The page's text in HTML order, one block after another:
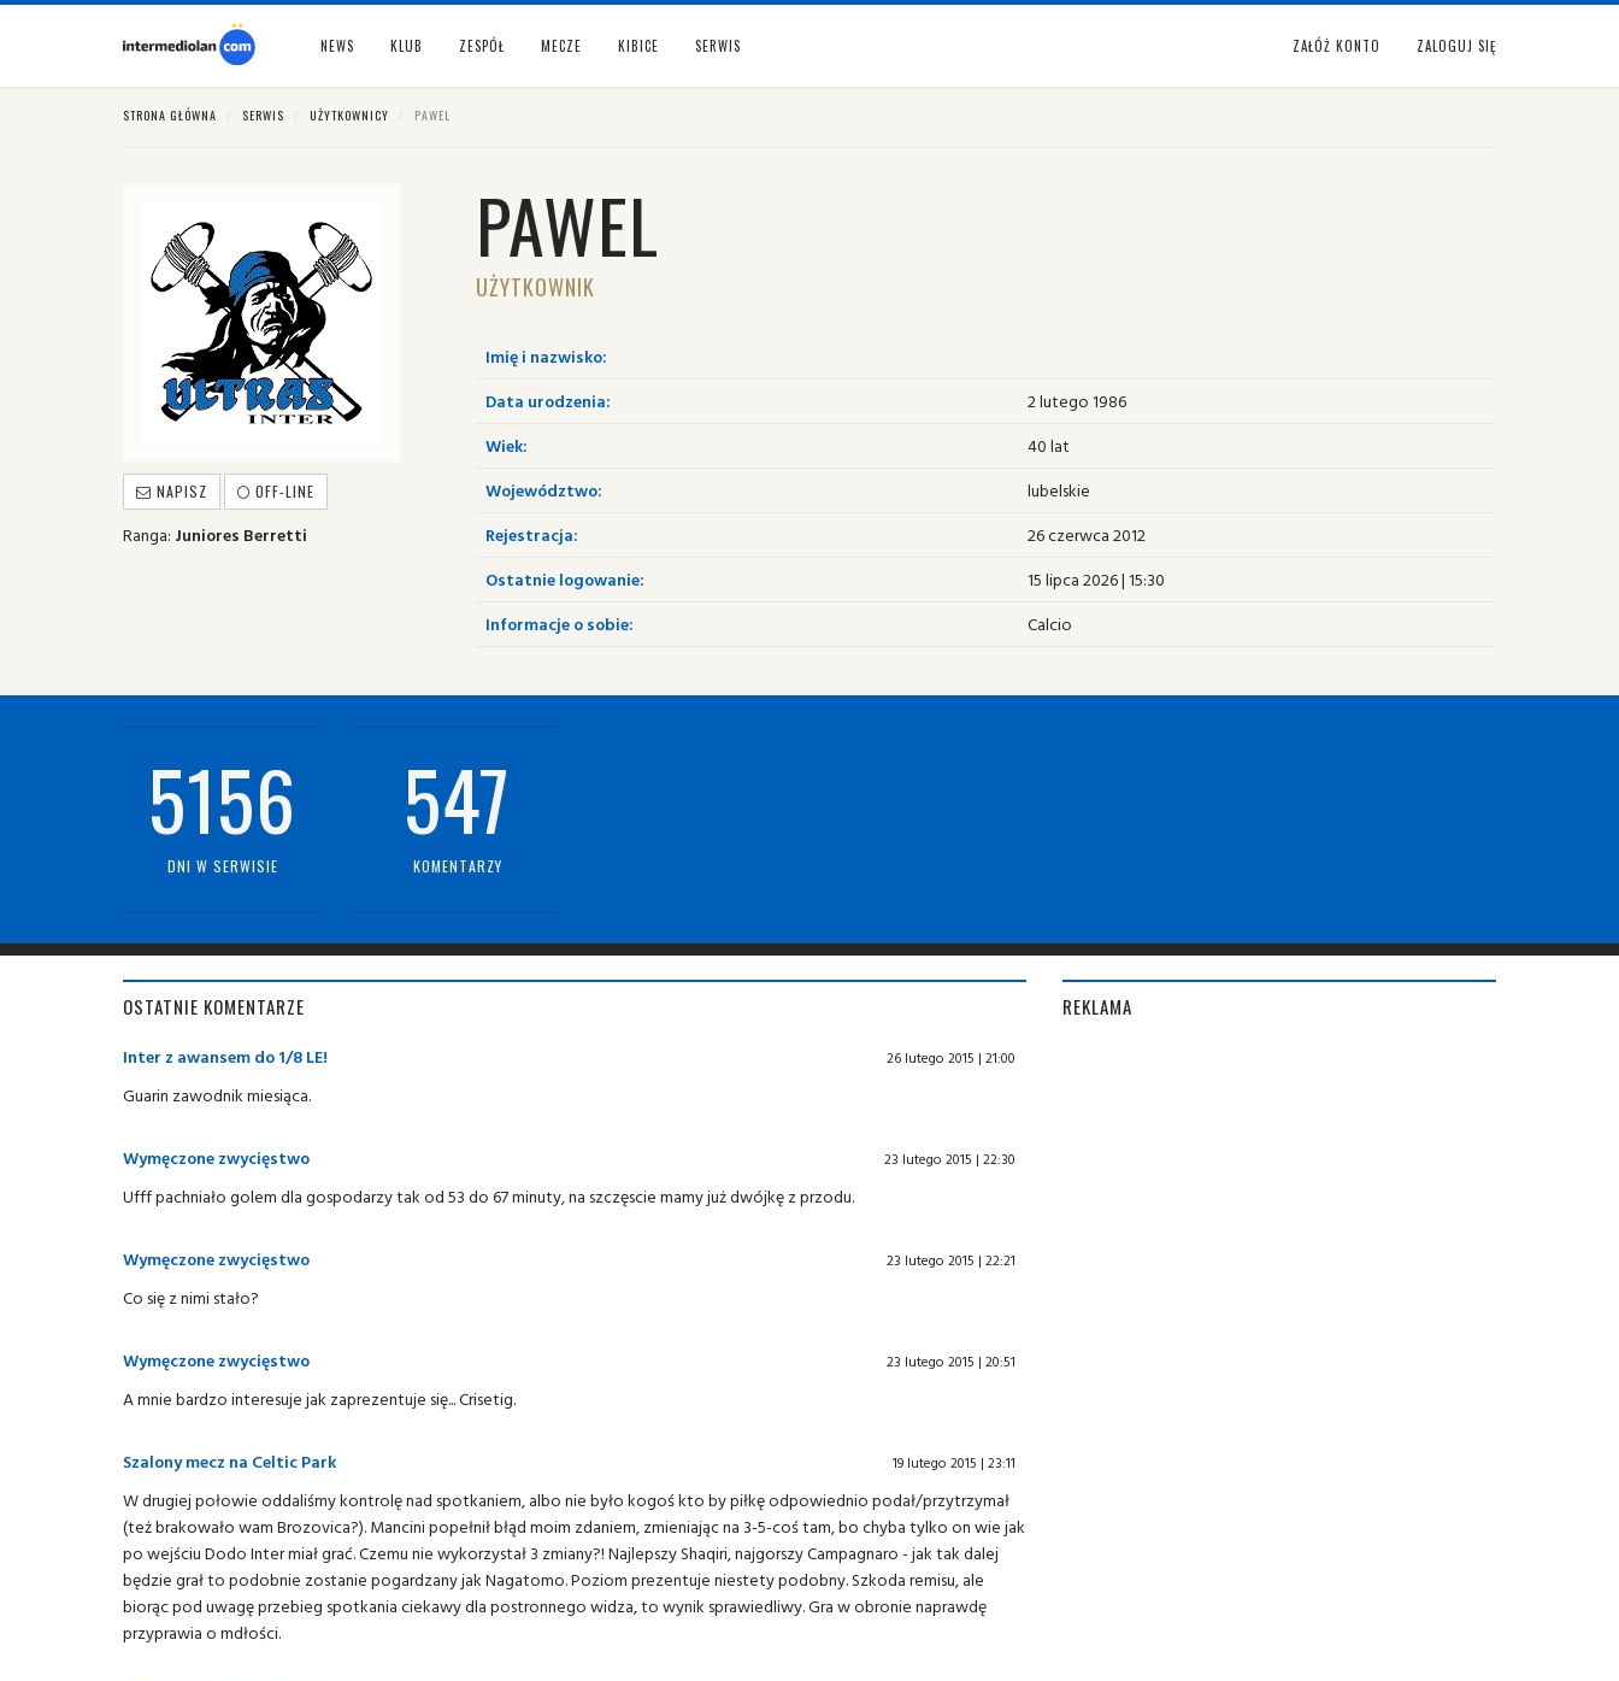
NEWS KLUB ZESPÓŁ MECZE KIBICE SERWIS ZAŁÓŻ KONTO ZALOGUJ SIĘ
STRONA GŁÓWNA SERWIS UŻYTKOWNICY PAWEL
NAPISZ OFF-LINE
Ranga: Juniores Berretti
PAWEL
UŻYTKOWNIK
Imię i nazwisko:
Data urodzenia:
2 lutego 1986
Wiek:
40 lat
Województwo:
lubelskie
Rejestracja:
26 czerwca 2012
Ostatnie logowanie:
15 lipca 2026 | 15:30
Informacje o sobie:
Calcio
5156
DNI W SERWISIE
547
KOMENTARZY
OSTATNIE KOMENTARZE
Inter z awansem do 1/8 LE! 26 lutego 2015 | 21:00
Guarin zawodnik miesiąca.
Wymęczone zwycięstwo 23 lutego 2015 | 22:30
Ufff pachniało golem dla gospodarzy tak od 53 do 67 minuty, na szczęscie mamy już dwójkę z przodu.
Wymęczone zwycięstwo 23 lutego 2015 | 22:21
Co się z nimi stało?
Wymęczone zwycięstwo 23 lutego 2015 | 20:51
A mnie bardzo interesuje jak zaprezentuje się... Crisetig.
Szalony mecz na Celtic Park 19 lutego 2015 | 23:11
W drugiej połowie oddaliśmy kontrolę nad spotkaniem, albo nie było kogoś kto by piłkę odpowiednio podał/przytrzymał
(też brakowało wam Brozovica?). Mancini popełnił błąd moim zdaniem, zmieniając na 3-5-coś tam, bo chyba tylko on wie jak
po wejściu Dodo Inter miał grać. Czemu nie wykorzystał 3 zmiany?! Najlepszy Shaqiri, najgorszy Campagnaro - jak tak dalej
będzie grał to podobnie zostanie pogardzany jak Nagatomo. Poziom prezentuje niestety podobny. Szkoda remisu, ale
biorąc pod uwagę przebieg spotkania ciekawy dla postronnego widza, to wynik sprawiedliwy. Gra w obronie naprawdę
przyprawia o mdłości.
REKLAMA